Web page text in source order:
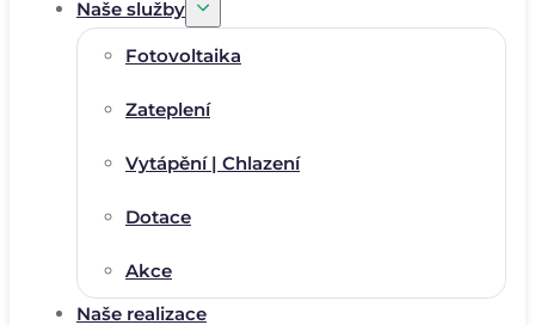
Naše služby
Fotovoltaika
Zateplení
Vytápění | Chlazení
Dotace
Akce
Naše realizace